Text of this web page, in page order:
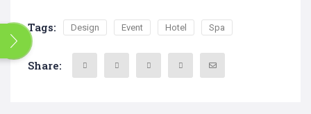
Tags: Design Event Hotel Spa
Share:
Search
for: